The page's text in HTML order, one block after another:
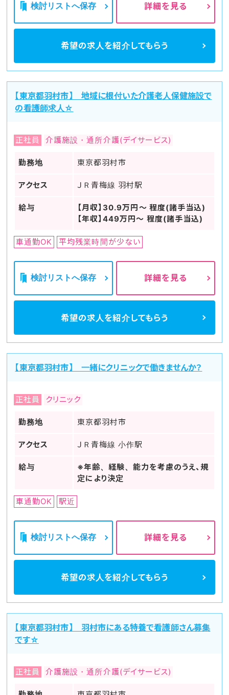
検討リストへ保存 詳細を見る
希望の求人を紹介してもらう
【東京都羽村市】 地域に根付いた介護老人保健施設で
の看護師求人☆
正社員 介護施設・通所介護(デイサービス)
勤務地 東京都羽村市
アクセス ＪＲ青梅線 羽村駅
給与
【月収】30.9万円～ 程度(諸手当込)
【年収】449万円～ 程度(諸手当込)
車通勤OK 平均残業時間が少ない
検討リストへ保存 詳細を見る
希望の求人を紹介してもらう
【東京都羽村市】 一緒にクリニックで働きませんか？
正社員 クリニック
勤務地 東京都羽村市
アクセス ＪＲ青梅線 小作駅
給与
※年齢、経験、能力を考慮のうえ、規
定により決定
車通勤OK 駅近
検討リストへ保存 詳細を見る
希望の求人を紹介してもらう
【東京都羽村市】 羽村市にある特養で看護師さん募集
です☆
正社員 介護施設・通所介護(デイサービス)